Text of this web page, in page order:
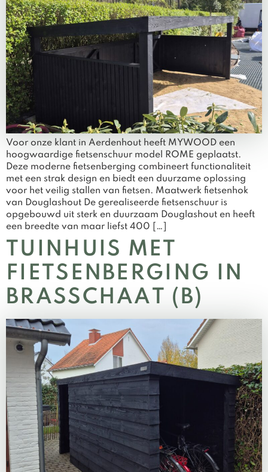
Voor onze klant in Aerdenhout heeft MYWOOD een
hoogwaardige fietsenschuur model ROME geplaatst.
Deze moderne fietsenberging combineert functionaliteit
met een strak design en biedt een duurzame oplossing
voor het veilig stallen van fietsen. Maatwerk fietsenhok
van Douglashout De gerealiseerde fietsenschuur is
opgebouwd uit sterk en duurzaam Douglashout en heeft
een breedte van maar liefst 400 […]
TUINHUIS MET
FIETSENBERGING IN
BRASSCHAAT (B)